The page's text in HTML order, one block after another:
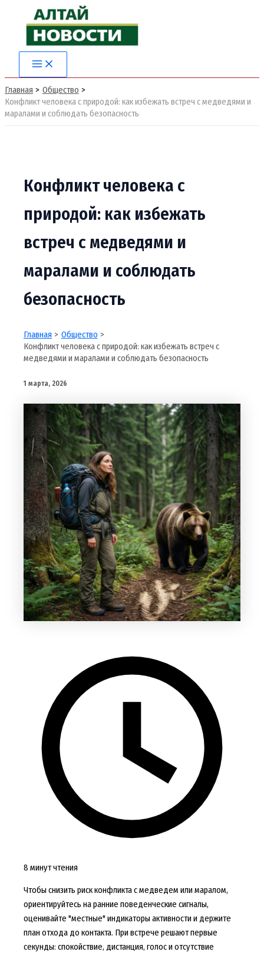
содержимому
Main
Menu
Главная
Общество
Конфликт человека с природой: как избежать встреч с медведями и
маралами и соблюдать безопасность
Конфликт человека с
природой: как избежать
встреч с медведями и
маралами и соблюдать
безопасность
Главная
Общество
Конфликт человека с природой: как избежать встреч с
медведями и маралами и соблюдать безопасность
1 марта, 2026
8 минут чтения
Чтобы снизить риск конфликта с медведем или маралом,
ориентируйтесь на ранние поведенческие сигналы,
оценивайте "местные" индикаторы активности и держите
план отхода до контакта. При встрече решают первые
секунды: спокойствие, дистанция, голос и отсутствие